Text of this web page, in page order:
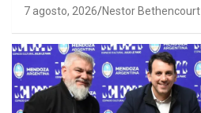
7 agosto, 2026 Nestor Bethencourt